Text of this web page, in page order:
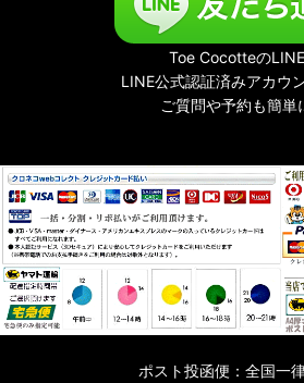
Toe Cocotteの
LINE公式認証済みアカウ
ご質問や予約も簡単
ポスト投函便：全国一